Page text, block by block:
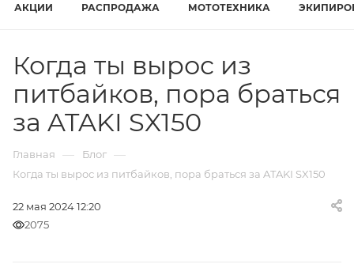
АКЦИИ РАСПРОДАЖА МОТОТЕХНИКА
Когда ты вырос из
питбайков, пора браться
за ATAKI SX150
Главная — Блог —
Когда ты вырос из питбайков, пора браться за ATAKI SX150
22 мая 2024 12:20
2075